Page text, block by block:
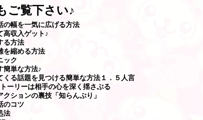
ご覧下さい♪
の幅を一気に広げる方法
高収入ゲット♪
る方法
を縮める方法
ック
簡単な方法♪
くる話題を見つける簡単な方法１．５人言
ーリーは相手の心を深く揺さぶる
ションの裏技「知らんぷり」
のコツ
法